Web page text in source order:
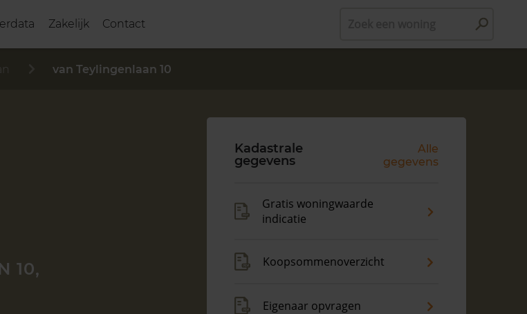
Zakelijk Contact
van Teylingenlaan 10
10,
Kadastrale
gegevens
Alle
gegevens
Gratis woningwaarde
indicatie
Koopsommenoverzicht
Eigenaar opvragen